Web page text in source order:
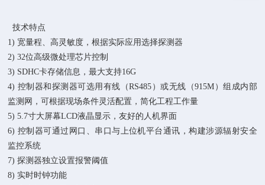
技术特点
1) 宽量程、高灵敏度，根据实际应用选择探测器
2)32位高级微处理芯片控制
3) SDHC卡存储信息，最大支持16G
4) 控制器和探测器可选用有线（RS485 ）或无线（915M ）组成内部
监测网，可根据现场条件灵活配置，简化工程工作量
5)5.7寸大屏幕LCD液晶显示，友好的人机界面
6) 控制器可通过网口、串口与上位机平台通讯，构建涉源辐射安全
监控系统
7)探测器独立设置报警阈值
8) 实时时钟功能